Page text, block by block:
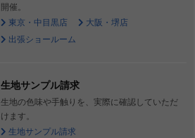
開催。
東京・中目黒店
大阪・堺店
出張ショールーム
生地サンプル請求
生地の色味や手触りを、実際に確認していただ
けます。
生地サンプル請求